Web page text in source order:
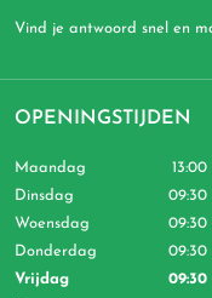
Vind je antwoord snel en
OPENINGSTIJDEN
Maandag
13:00
Dinsdag
09:30
Woensdag
09:30
Donderdag
09:30
Vrijdag
09:30